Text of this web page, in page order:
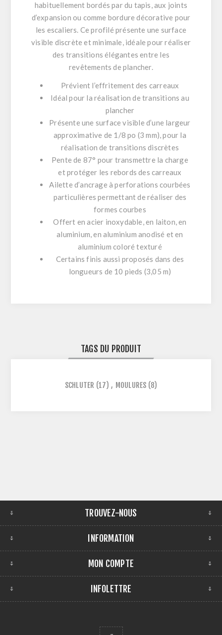
habituellement bordés par du tapis, aux joints
d’expansion ou comme bordure décorative pour
les escaliers. Ce profilé présente une surface
visible discrète et minimale, idéale pour réaliser
des transitions élégantes entre les
revêtements de plancher.
Prévient l’effritement des carreaux
Idéal pour la réalisation de transitions au
plancher
Présente une surface visible d’une largeur
approximative de 1/8 po (3 mm), pour la
réalisation de transitions discrètes
Pente de 87° pour transmettre la charge
et protéger les rebords des carreaux
Ailette d’ancrage à perforations courbées
particulières permettant de réaliser des
formes courbes
Offert en acier inoxydable, en laiton, en
aluminium, en aluminium anodisé et en
aluminium coloré texturé
Certains finis aussi proposés dans des
longueurs de 10 pieds (3,05 m)
TAGS DU PRODUIT
SCHLUTER (17) , MOULURES (8)
TROUVEZ-NOUS
INFORMATION
MON COMPTE
INFOLETTRE